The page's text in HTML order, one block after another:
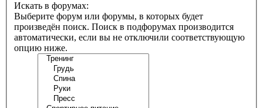
Искать в форумах:
Выберите форум или форумы, в которых будет
произведён поиск. Поиск в подфорумах производится
автоматически, если вы не отключили соответствующую
опцию ниже.